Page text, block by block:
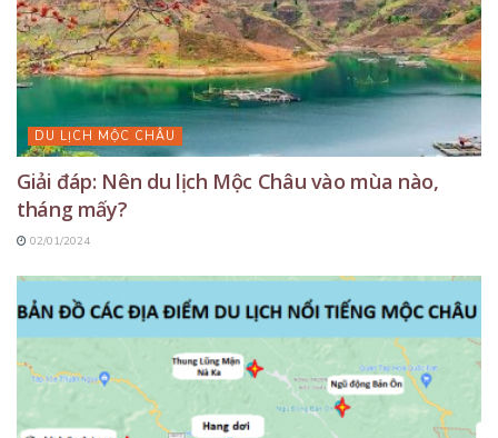
DU LỊCH MỘC CHÂU
Giải đáp: Nên du lịch Mộc Châu vào mùa nào,
tháng mấy?
02/01/2024